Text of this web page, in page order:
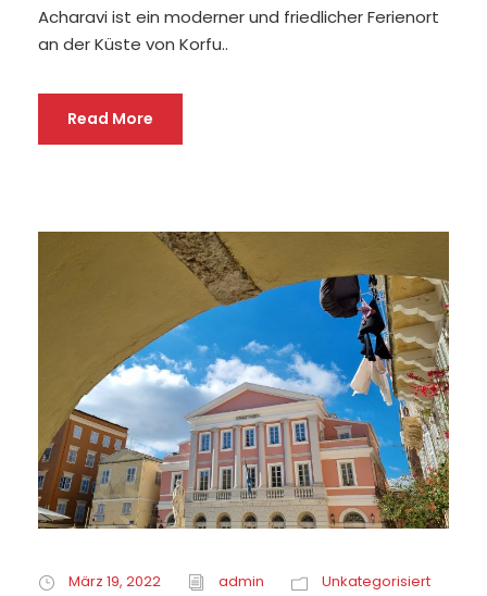
Acharavi ist ein moderner und friedlicher Ferienort
an der Küste von Korfu..
Read More
März 19, 2022 admin Unkategorisiert